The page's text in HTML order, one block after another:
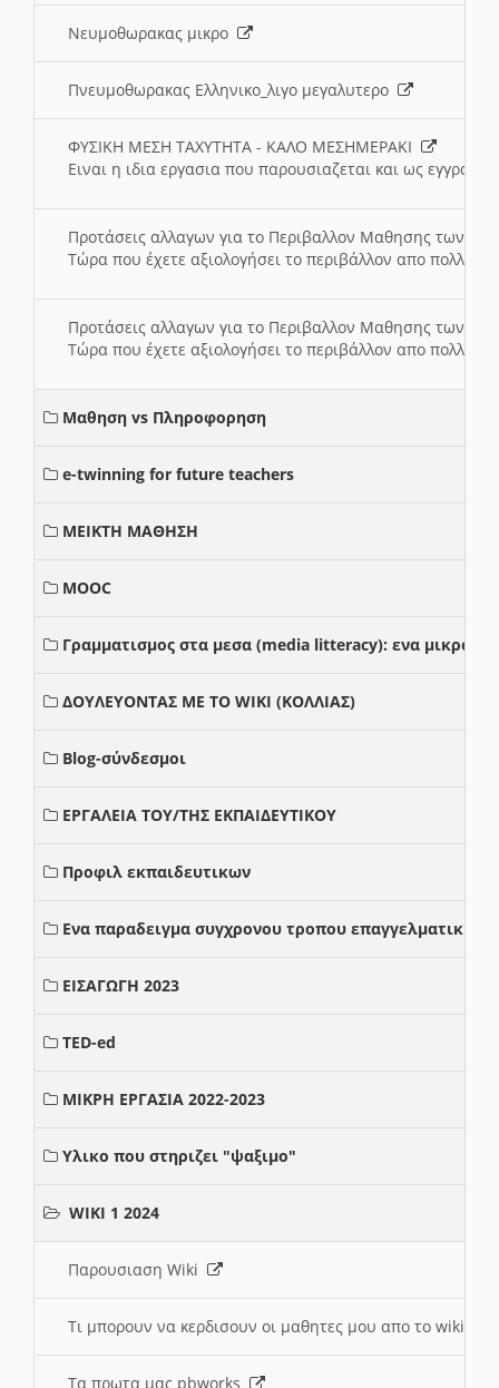
Νευμοθωρακας μικρο
Πνευμοθωρακας Ελληνικο_λιγο μεγαλυτερο
ΦΥΣΙΚΗ ΜΕΣΗ ΤΑΧΥΤΗΤΑ - ΚΑΛΟ ΜΕΣΗΜΕΡΑΚΙ
Ειναι η ιδια εργασια που παρουσιαζεται και ως
Προτάσεις αλλαγων για το Περιβαλλον Μαθησης των
Τώρα που έχετε αξιολογήσει το περιβάλλον απο πολλές
Προτάσεις αλλαγων για το Περιβαλλον Μαθησης των
Τώρα που έχετε αξιολογήσει το περιβάλλον απο πολλές
Μαθηση vs Πληροφορηση
e-twinning for future teachers
ΜΕΙΚΤΗ ΜΑΘΗΣΗ
MOOC
Γραμματισμος στα μεσα (media litteracy): ενα μικρο
ΔΟΥΛΕΥΟΝΤΑΣ ΜΕ ΤΟ WIKI (ΚΟΛΛΙΑΣ)
Blog-σύνδεσμοι
ΕΡΓΑΛΕΙΑ ΤΟΥ/ΤΗΣ ΕΚΠΑΙΔΕΥΤΙΚΟΥ
Προφιλ εκπαιδευτικων
Ενα παραδειγμα συγχρονου τροπου επαγγελματικης
ΕΙΣΑΓΩΓΗ 2023
TED-ed
ΜΙΚΡΗ ΕΡΓΑΣΙΑ 2022-2023
Υλικο που στηριζει "ψαξιμο"
WIKI 1 2024
Παρουσιαση Wiki
Τι μπορουν να κερδισουν οι μαθητες μου απο το wiki
Τα πρωτα μας pbworks